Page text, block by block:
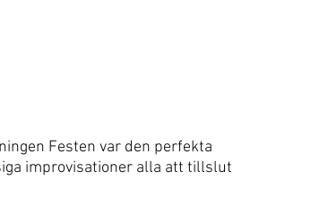
Festen var den perfekta
improvisationer alla att tillslut